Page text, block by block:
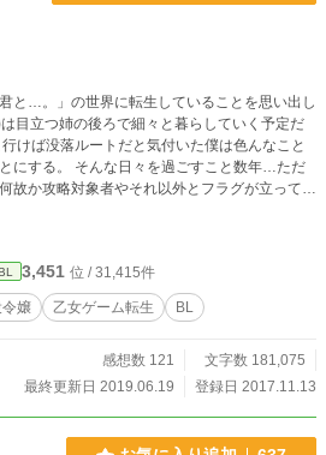
と…。」の世界に転生していることを思い出し
目立つ姉の後ろで細々と暮らしていく予定だ
すこと数年…ただ
故か攻略対象者やそれ以外とフラグが立ってし
…！姉と結婚して下さい！」 ＊念の為R
字程度なので短いです ＊本編完結 次回から番
3,451 位 / 31,415件
嬢 乙女ゲーム転生 BL
感想数 121
文字数 181,075
最終更新日 2019.06.19
登録日 2017.11.13